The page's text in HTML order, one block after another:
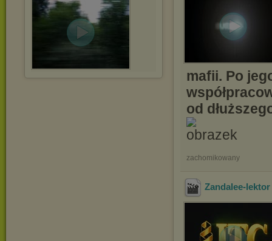
mafii. Po
od
zachomikowany
Zandalee-lektor